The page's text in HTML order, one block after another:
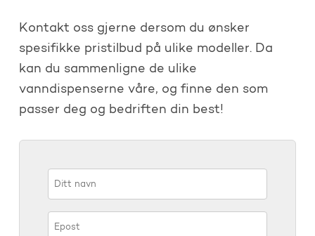
Kontakt oss gjerne dersom du ønsker
spesifikke pristilbud på ulike modeller. Da
kan du sammenligne de ulike
vanndispenserne våre, og finne den som
passer deg og bedriften din best!